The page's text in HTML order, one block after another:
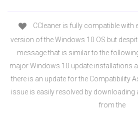
CCleaner is fully compatible with
version of the Windows 10 OS but
message that is similar to the
major Windows 10 update installations
there is an update for the Compatibility
issue is easily resolved by downloading
from the